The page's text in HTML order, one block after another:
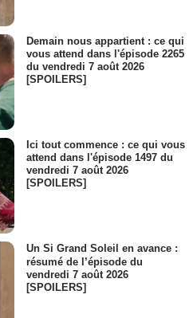
Demain nous appartient : ce qui
vous attend dans l'épisode 2265
du vendredi 7 août 2026
[SPOILERS]
Ici tout commence : ce qui vous
attend dans l'épisode 1497 du
vendredi 7 août 2026
[SPOILERS]
Un Si Grand Soleil en avance :
résumé de l’épisode du
vendredi 7 août 2026
[SPOILERS]